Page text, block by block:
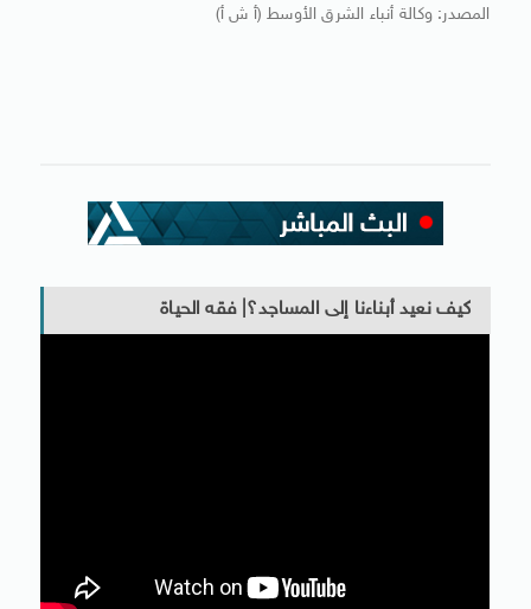
المصدر: وكالة أنباء الشرق الأوسط (أ ش أ)
كيف نعيد أبناءنا إلى المساجد؟| فقه الحياة